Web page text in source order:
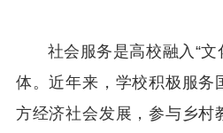
社会服务是高校融入“
体。近年来，学校积极服务
方经济社会发展，参与乡村